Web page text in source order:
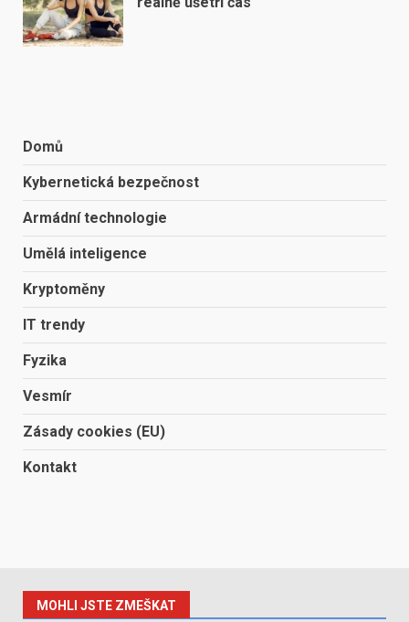
Domů
Kybernetická bezpečnost
Armádní technologie
Umělá inteligence
Kryptoměny
IT trendy
Fyzika
Vesmír
Zásady cookies (EU)
Kontakt
MOHLI JSTE ZMEŠKAT